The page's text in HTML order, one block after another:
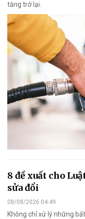
tăng trở lại.
8 đề xuất cho
sửa đổi
08/08/2026 04:49
Không chỉ xử lý những